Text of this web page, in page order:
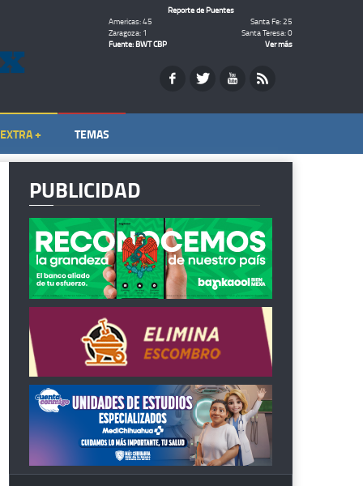
Reporte de Puentes
Americas: 45
Santa Fe: 25
Zaragoza: 1
Santa Teresa: 0
Fuente: BWT CBP
Ver más
EXTRA + TEMAS
PUBLICIDAD